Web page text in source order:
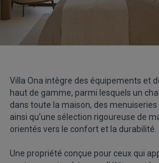
Villa Ona intègre des équipements et
haut de gamme, parmi lesquels un
dans toute la maison, des
ainsi qu’une sélection rigoureuse de
orientés vers le confort et la durabilité.
Une propriété conçue pour ceux qui